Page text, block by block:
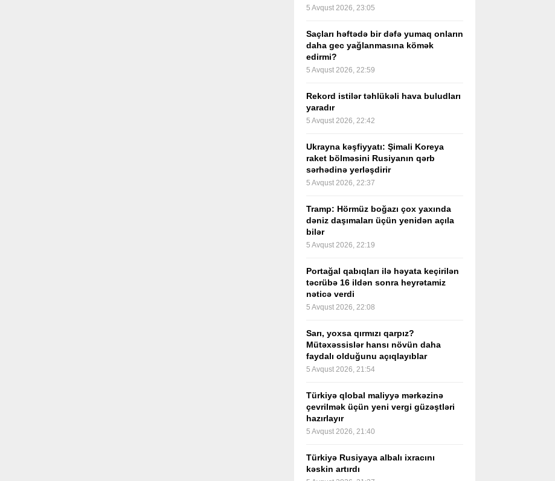
5 Avqust 2026, 23:05
Saçları həftədə bir dəfə yumaq onların
daha gec yağlanmasına kömək
edirmi?
5 Avqust 2026, 22:59
Rekord istilər təhlükəli hava buludları
yaradır
5 Avqust 2026, 22:42
Ukrayna kəşfiyyatı: Şimali Koreya
raket bölməsini Rusiyanın qərb
sərhədinə yerləşdirir
5 Avqust 2026, 22:37
Tramp: Hörmüz boğazı çox yaxında
dəniz daşımaları üçün yenidən açıla
bilər
5 Avqust 2026, 22:19
Portağal qabıqları ilə həyata keçirilən
təcrübə 16 ildən sonra heyrətamiz
nəticə verdi
5 Avqust 2026, 22:08
Sarı, yoxsa qırmızı qarpız?
Mütəxəssislər hansı növün daha
faydalı olduğunu açıqlayıblar
5 Avqust 2026, 21:54
Türkiyə qlobal maliyyə mərkəzinə
çevrilmək üçün yeni vergi güzəştləri
hazırlayır
5 Avqust 2026, 21:40
Türkiyə Rusiyaya albalı ixracını
kəskin artırdı